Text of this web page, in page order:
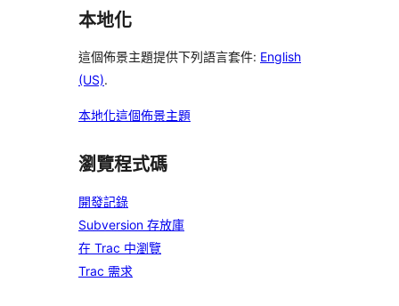
本地化
這個佈景主題提供下列語言套件: English
(US).
本地化這個佈景主題
瀏覽程式碼
開發記錄
Subversion 存放庫
在 Trac 中瀏覽
Trac 需求